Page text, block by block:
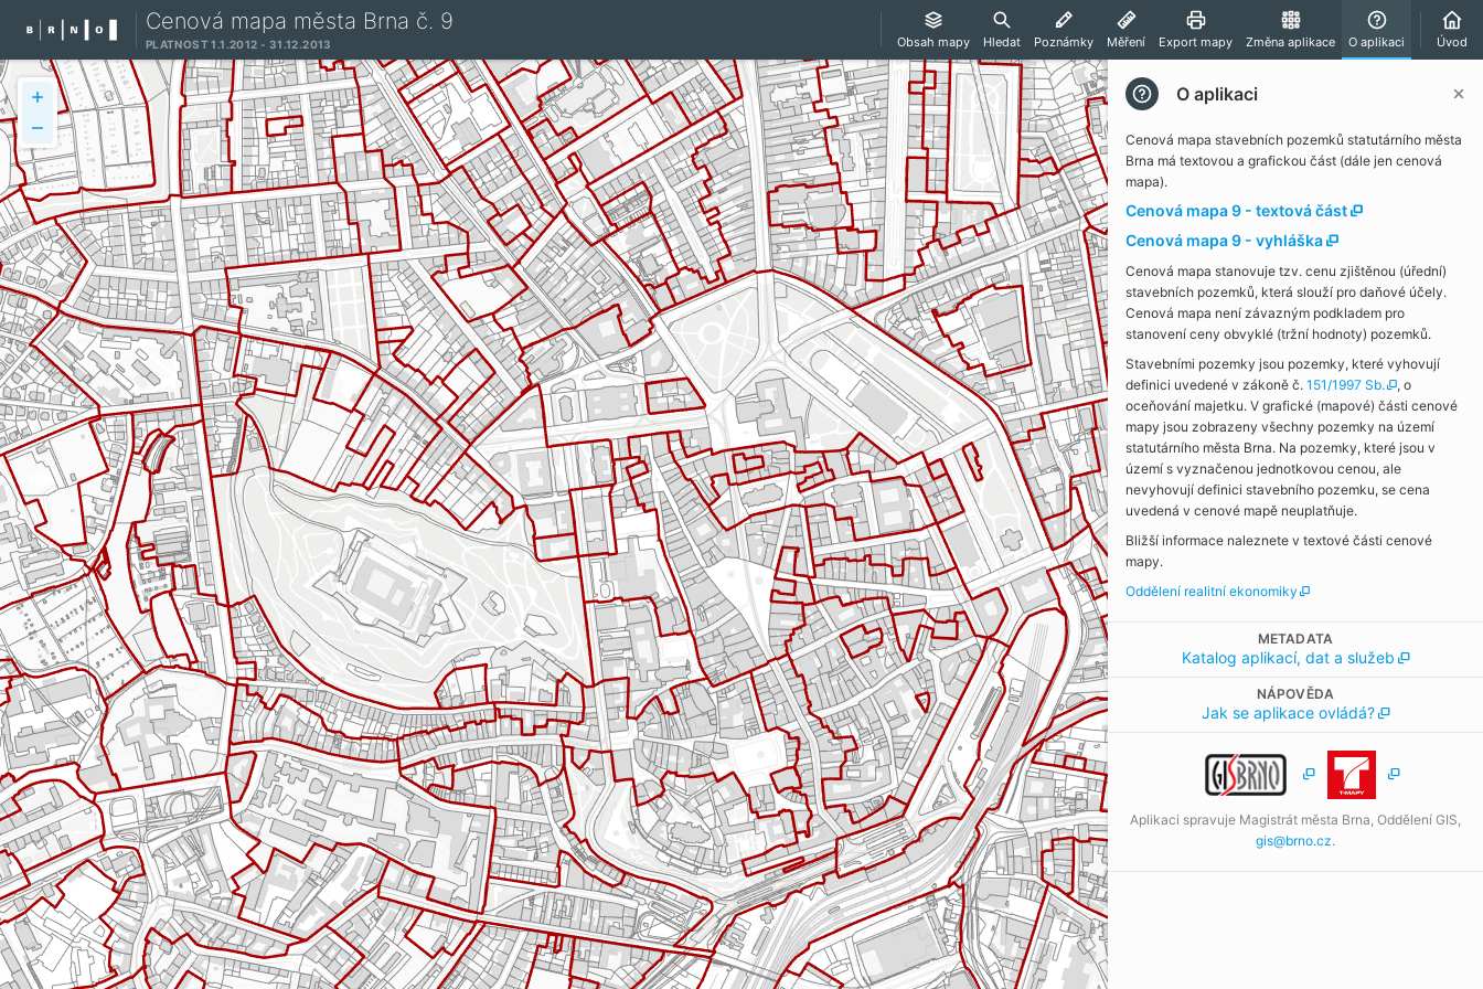
Cenová mapa města Brna č. 9
PLATNOST 1.1.2012 - 31.12.2013 Obsah mapy Hledat Poznámky Měření Export mapy Změna aplikace O aplikaci Úvod
O aplikaci
Cenová mapa stavebních pozemků statutárního města
Brna má textovou a grafickou část (dále jen cenová
mapa).
Cenová mapa 9 - textová část
Cenová mapa 9 - vyhláška
Cenová mapa stanovuje tzv. cenu zjištěnou (úřední)
stavebních pozemků, která slouží pro daňové účely.
Cenová mapa není závazným podkladem pro
stanovení ceny obvyklé (tržní hodnoty) pozemků.
Stavebními pozemky jsou pozemky, které vyhovují
definici uvedené v zákoně č. 151/1997 Sb.
, o
oceňování majetku. V grafické (mapové) části cenové
mapy jsou zobrazeny všechny pozemky na území
statutárního města Brna. Na pozemky, které jsou v
území s vyznačenou jednotkovou cenou, ale
nevyhovují definici stavebního pozemku, se cena
uvedená v cenové mapě neuplatňuje.
Bližší informace naleznete v textové části cenové
mapy.
Oddělení realitní ekonomiky
METADATA
Katalog aplikací, dat a služeb
NÁPOVĚDA
Jak se aplikace ovládá?
Aplikaci spravuje Magistrát města Brna, Oddělení GIS,
gis@brno.cz.